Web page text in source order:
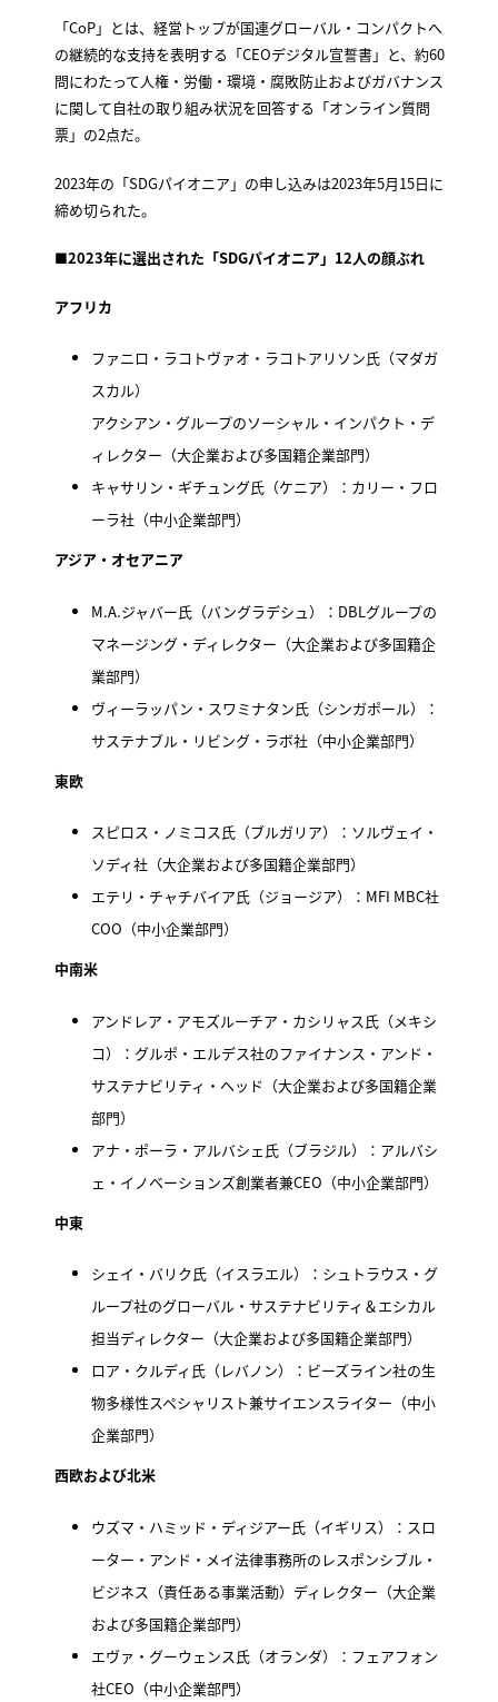
「CoP」とは、経営トップが国連グローバル・コンパクトへ
の継続的な支持を表明する「CEOデジタル宣誓書」と、約60
問にわたって人権・労働・環境・腐敗防止およびガバナンス
に関して自社の取り組み状況を回答する「オンライン質問
票」の2点だ。
2023年の「SDGパイオニア」の申し込みは2023年5月15日に
締め切られた。
■2023年に選出された「SDGパイオニア」12人の顔ぶれ
アフリカ
ファニロ・ラコトヴァオ・ラコトアリソン氏（マダガ
スカル）
アクシアン・グループのソーシャル・インパクト・デ
ィレクター（大企業および多国籍企業部門）
キャサリン・ギチュング氏（ケニア）：カリー・フロ
ーラ社（中小企業部門）
アジア・オセアニア
M.A.ジャバー氏（バングラデシュ）：DBLグループの
マネージング・ディレクター（大企業および多国籍企
業部門）
ヴィーラッパン・スワミナタン氏（シンガポール）：
サステナブル・リビング・ラボ社（中小企業部門）
東欧
スピロス・ノミコス氏（ブルガリア）：ソルヴェイ・
ソディ社（大企業および多国籍企業部門）
エテリ・チャチバイア氏（ジョージア）：MFI MBC社
COO（中小企業部門）
中南米
アンドレア・アモズルーチア・カシリャス氏（メキシ
コ）：グルポ・エルデス社のファイナンス・アンド・
サステナビリティ・ヘッド（大企業および多国籍企業
部門）
アナ・ポーラ・アルバシェ氏（ブラジル）：アルバシ
ェ・イノベーションズ創業者兼CEO（中小企業部門）
中東
シェイ・バリク氏（イスラエル）：シュトラウス・グ
ループ社のグローバル・サステナビリティ＆エシカル
担当ディレクター（大企業および多国籍企業部門）
ロア・クルディ氏（レバノン）：ビーズライン社の生
物多様性スペシャリスト兼サイエンスライター（中小
企業部門）
西欧および北米
ウズマ・ハミッド・ディジアー氏（イギリス）：スロ
ーター・アンド・メイ法律事務所のレスポンシブル・
ビジネス（責任ある事業活動）ディレクター（大企業
および多国籍企業部門）
エヴァ・グーウェンス氏（オランダ）：フェアフォン
社CEO（中小企業部門）